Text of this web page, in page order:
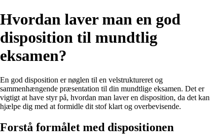
Hvordan laver man en god
disposition til mundtlig
eksamen?
En god disposition er nøglen til en velstruktureret og
sammenhængende præsentation til din mundtlige eksamen. Det er
vigtigt at have styr på, hvordan man laver en disposition, da det kan
hjælpe dig med at formidle dit stof klart og overbevisende.
Forstå formålet med dispositionen